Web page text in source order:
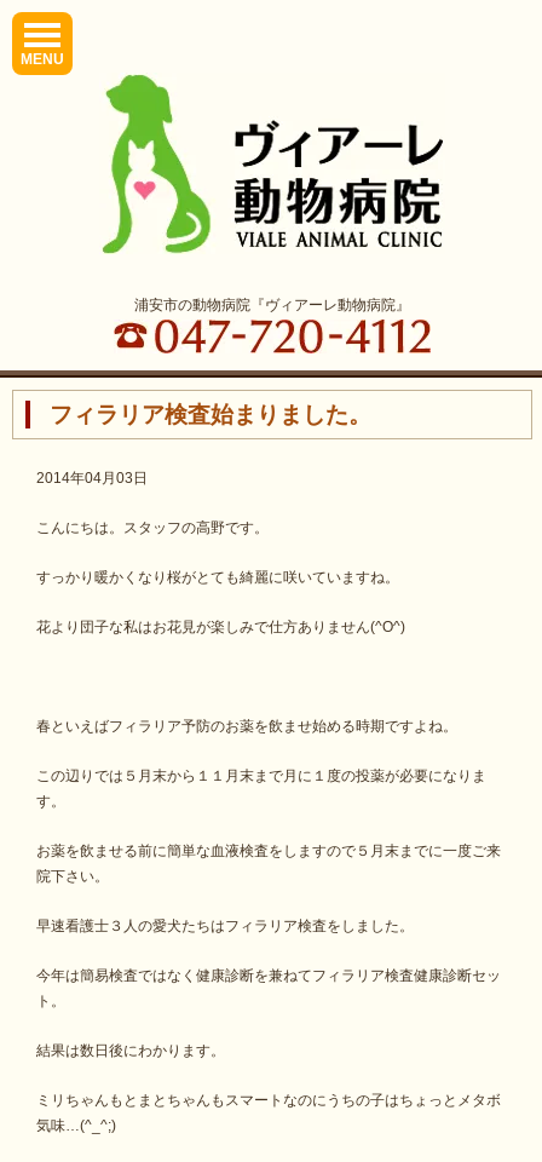
MENU
浦安市の動物病院『ヴィアーレ動物病院』
フィラリア検査始まりました。
2014年04月03日
こんにちは。スタッフの高野です。
すっかり暖かくなり桜がとても綺麗に咲いていますね。
花より団子な私はお花見が楽しみで仕方ありません(^O^)
春といえばフィラリア予防のお薬を飲ませ始める時期ですよね。
この辺りでは５月末から１１月末まで月に１度の投薬が必要になりま
す。
お薬を飲ませる前に簡単な血液検査をしますので５月末までに一度ご来
院下さい。
早速看護士３人の愛犬たちはフィラリア検査をしました。
今年は簡易検査ではなく健康診断を兼ねてフィラリア検査健康診断セッ
ト。
結果は数日後にわかります。
ミリちゃんもとまとちゃんもスマートなのにうちの子はちょっとメタボ
気味…(^_^;)